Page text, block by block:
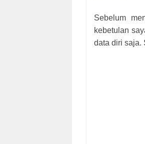
Sebelum
kebetulan
data diri saja.